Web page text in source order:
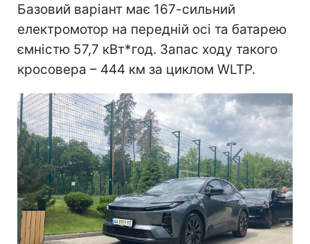
Базовий варіант має 167-сильний
електромотор на передній осі та батарею
ємністю 57,7 кВт*год. Запас ходу такого
кросовера – 444 км за циклом WLTP.